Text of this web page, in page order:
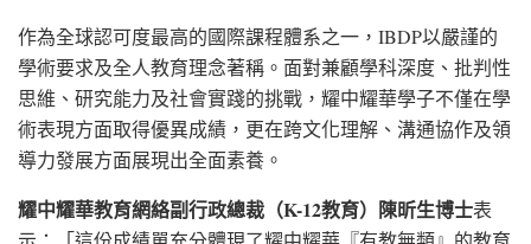
作為全球認可度最高的國際課程體系之一，IBDP以嚴謹的
學術要求及全人教育理念著稱。面對兼顧學科深度、批判性
思維、研究能力及社會實踐的挑戰，耀中耀華學子不僅在學
術表現方面取得優異成績，更在跨文化理解、溝通協作及領
導力發展方面展現出全面素養。
耀中耀華教育網絡副行政總裁（K-12教育）陳昕生博士表